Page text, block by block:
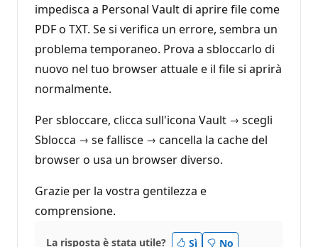
impedisca a Personal Vault di aprire file come
PDF o TXT. Se si verifica un errore, sembra un
problema temporaneo. Prova a sbloccarlo di
nuovo nel tuo browser attuale e il file si aprirà
normalmente.
Per sbloccare, clicca sull'icona Vault → scegli
Sblocca → se fallisce → cancella la cache del
browser o usa un browser diverso.
Grazie per la vostra gentilezza e
comprensione.
La risposta è stata utile? Sì No